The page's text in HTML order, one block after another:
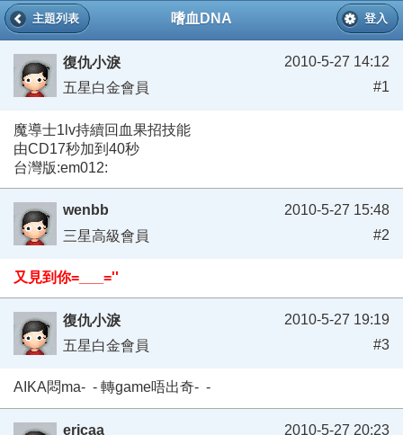
嗜血DNA
主題列表 登入
復仇小淚
五星白金會員
2010-5-27 14:12
#1
魔導士1lv持續回血果招技能
由CD17秒加到40秒
台灣版:em012:
wenbb
三星高級會員
2010-5-27 15:48
#2
又見到你=___=''
復仇小淚
五星白金會員
2010-5-27 19:19
#3
AIKA悶ma- - 轉game唔出奇- -
ericaa
2010-5-27 20:23